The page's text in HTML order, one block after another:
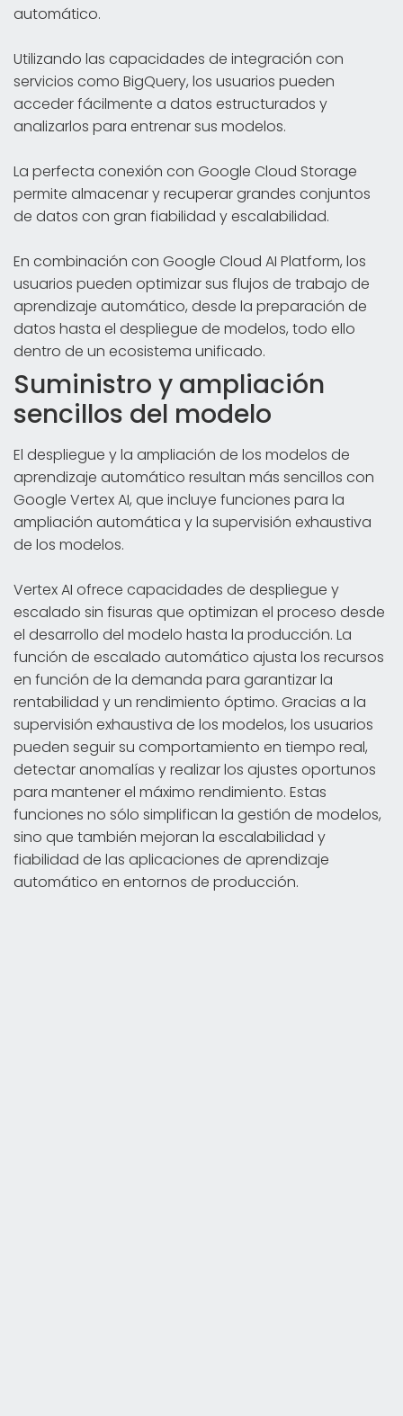
automático.
Utilizando las capacidades de integración con
servicios como BigQuery, los usuarios pueden
acceder fácilmente a datos estructurados y
analizarlos para entrenar sus modelos.
La perfecta conexión con Google Cloud Storage
permite almacenar y recuperar grandes conjuntos
de datos con gran fiabilidad y escalabilidad.
En combinación con Google Cloud AI Platform, los
usuarios pueden optimizar sus flujos de trabajo de
aprendizaje automático, desde la preparación de
datos hasta el despliegue de modelos, todo ello
dentro de un ecosistema unificado.
Suministro y ampliación
sencillos del modelo
El despliegue y la ampliación de los modelos de
aprendizaje automático resultan más sencillos con
Google Vertex AI, que incluye funciones para la
ampliación automática y la supervisión exhaustiva
de los modelos.
Vertex AI ofrece capacidades de despliegue y
escalado sin fisuras que optimizan el proceso desde
el desarrollo del modelo hasta la producción. La
función de escalado automático ajusta los recursos
en función de la demanda para garantizar la
rentabilidad y un rendimiento óptimo. Gracias a la
supervisión exhaustiva de los modelos, los usuarios
pueden seguir su comportamiento en tiempo real,
detectar anomalías y realizar los ajustes oportunos
para mantener el máximo rendimiento. Estas
funciones no sólo simplifican la gestión de modelos,
sino que también mejoran la escalabilidad y
fiabilidad de las aplicaciones de aprendizaje
automático en entornos de producción.